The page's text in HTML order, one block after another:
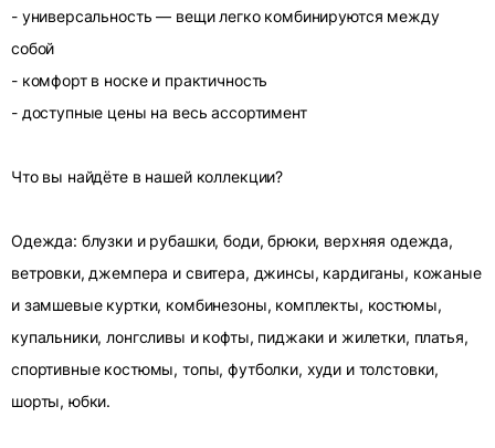
- универсальность — вещи легко комбинируются между
собой
- комфорт в носке и практичность
- доступные цены на весь ассортимент
Что вы найдёте в нашей коллекции?
Одежда: блузки и рубашки, боди, брюки, верхняя одежда,
ветровки, джемпера и свитера, джинсы, кардиганы, кожаные
и замшевые куртки, комбинезоны, комплекты, костюмы,
купальники, лонгсливы и кофты, пиджаки и жилетки, платья,
спортивные костюмы, топы, футболки, худи и толстовки,
шорты, юбки.